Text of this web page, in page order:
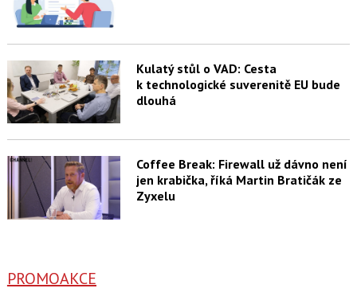
Kulatý stůl o VAD: Cesta
k technologické suverenitě EU bude
dlouhá
Coffee Break: Firewall už dávno není
jen krabička, říká Martin Bratičák ze
Zyxelu
PROMOAKCE